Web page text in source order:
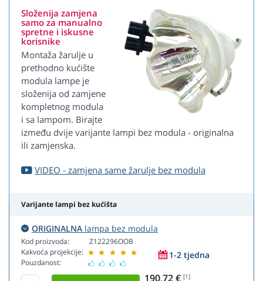
Složenija zamjena
samo za manualno
spretne i iskusne
korisnike
Montaža žarulje u
prethodno kućište
modula lampe je
složenija od zamjene
kompletnog modula
i sa lampom. Birajte
između dvije varijante lampi bez modula - originalna
ili zamjenska.
VIDEO - zamjena same žarulje bez modula
Varijante lampi bez kućišta
ORIGINALNA lampa bez modula
Kod proizvoda:
Kakvoća projekcije:
Pouzdanost:
Z122296OOB
1-2 tjedna
190,72 € [1]